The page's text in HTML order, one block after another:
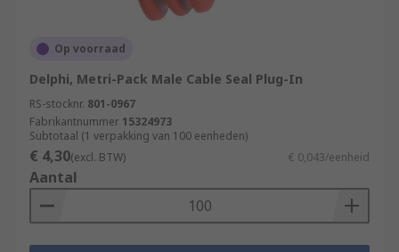
Op voorraad
Delphi, Metri-Pack Male Cable Seal Plug-In
RS-stocknr. 801-0967
Fabrikantnummer 15324973
Subtotaal (1 verpakking van 100 eenheden)
€ 4,30(excl. BTW) € 0,043/eenheid
Aantal